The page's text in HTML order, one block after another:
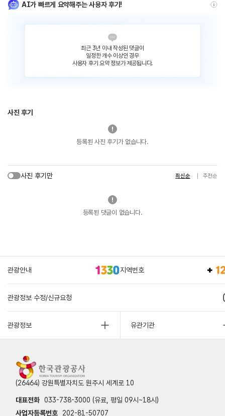
AI가 빠르게 요약해주는 사용자 후기!
최근 3년 이내 작성된 댓글이
일정한 개수 이상인 경우
사용자 후기 요약 정보가 제공됩니다.
사진 후기
등록된 사진 후기가 없습니다.
사진 후기만 최신순 추천순
등록된 댓글이 없습니다.
관광안내 지역번호
관광정보 수정/신규요청
관광정보 유관기관
(26464) 강원특별자치도 원주시 세계로 10
대표전화 033-738-3000 (유료, 평일 09시~18시)
사업자등록번호
202-81-50707